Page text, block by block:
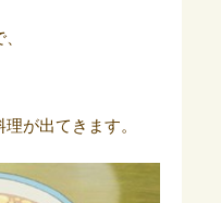
が出てきます。